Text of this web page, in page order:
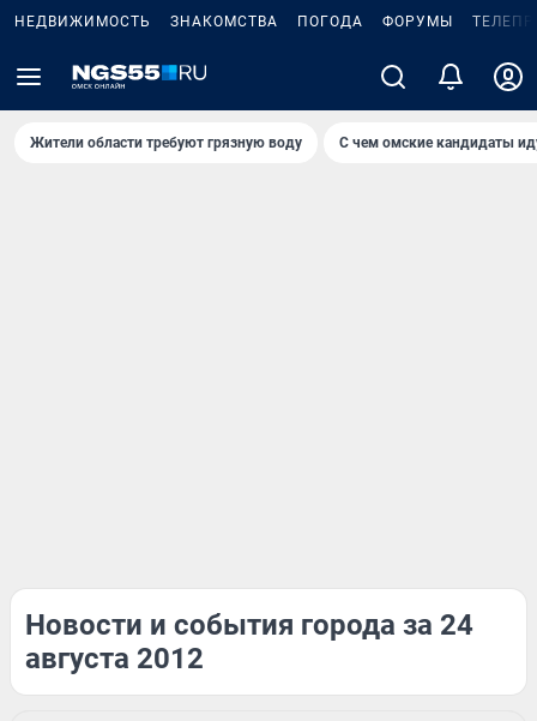
НЕДВИЖИМОСТЬ ЗНАКОМСТВА ПОГОДА ФОРУМЫ
Жители области требуют грязную воду С чем омские кандидаты
Новости и события города за 24
августа 2012